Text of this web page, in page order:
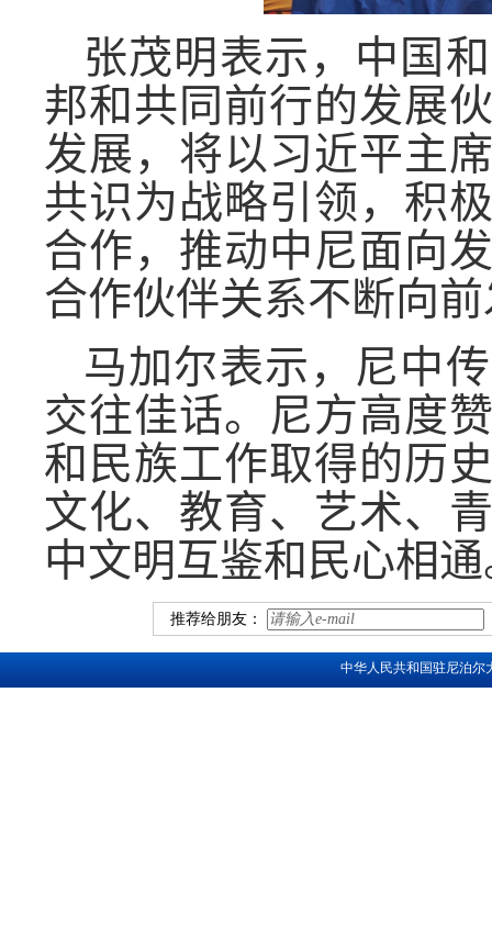
张茂明表示，中国
邦和共同前行的发展
发展，将以习近平主
共识为战略引领，积
合作，推动中尼面向
合作伙伴关系不断向
马加尔表示，尼中
交往佳话。尼方高度
和民族工作取得的历
文化、教育、艺术、
中文明互鉴和民心相
推荐给朋友：
中华人民共和国驻尼泊尔